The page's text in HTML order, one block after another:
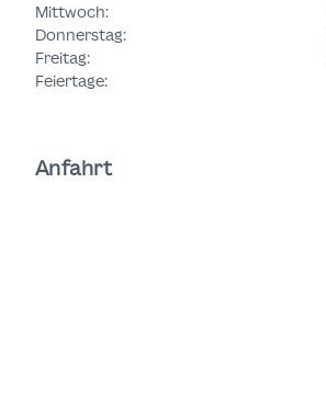
Mittwoch:
Donnerstag:
Freitag:
Feiertage:
Anfahrt